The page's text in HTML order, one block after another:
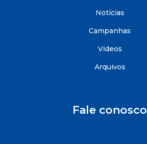
Notícias
Campanhas
Videos
Arquivos
Fale conosco